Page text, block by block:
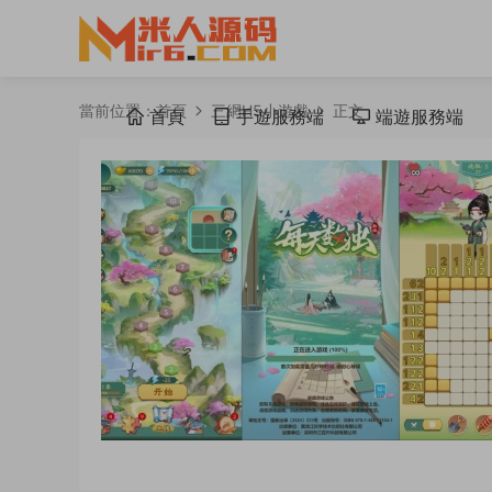
首頁 手遊服務端 端遊服務端
當前位置：首頁 三網H5小遊戲 正文